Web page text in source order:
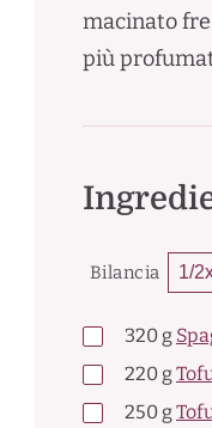
macinato
più
Bilancia 1/
320 g
220 g
250 g